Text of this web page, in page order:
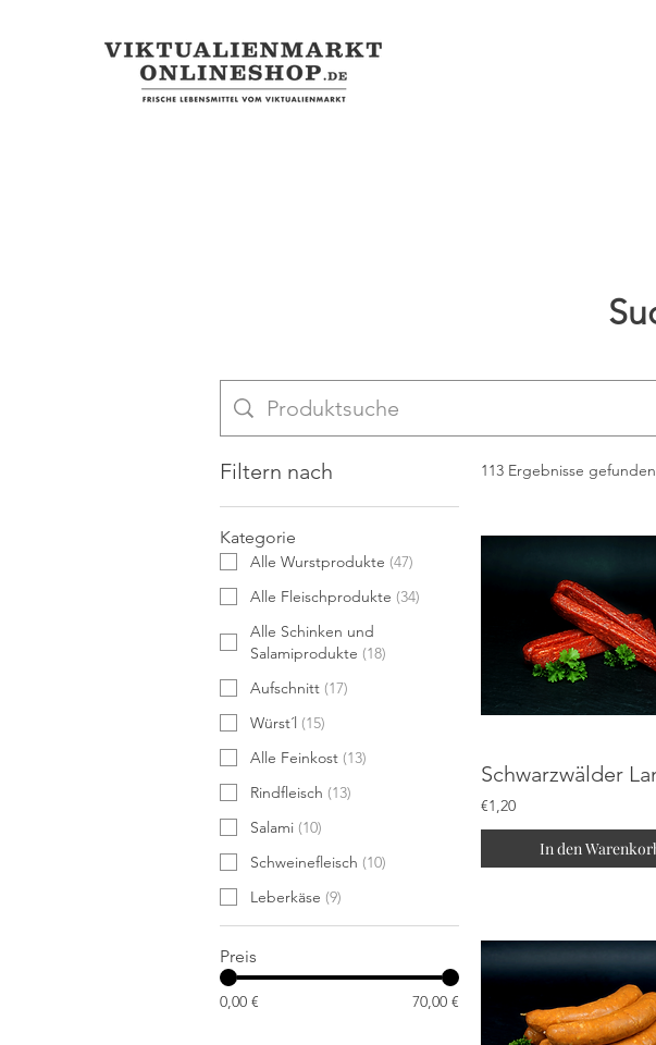
Filtern nach
Kategorie
Alle Wurstprodukte (47)
Alle Fleischprodukte (34)
Alle Schinken und
Salamiprodukte (18)
Aufschnitt (17)
Würst´l (15)
Alle Feinkost (13)
Rindfleisch (13)
Salami (10)
Schweinefleisch (10)
Leberkäse (9)
Preis
0,00 € 70,00 €
113 Ergebnisse
€1,20
In den